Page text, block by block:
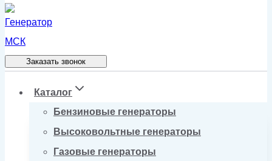
Заказать звонок
Каталог
Бензиновые генераторы
Высоковольтные генераторы
Газовые генераторы